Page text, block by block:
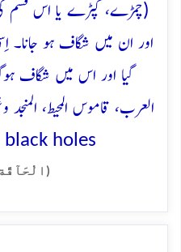
(چمڑے، کپڑے یا اس قسم
اور ان میں شگاف ہو جانا۔
گیا اور اس میں شگاف
العرب، قاموس المحیط،
black holes سے تعبیر کیا ہے۔